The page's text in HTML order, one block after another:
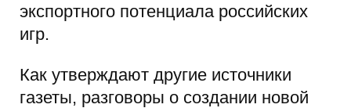
экспортного потенциала российских
игр.
Как утверждают другие источники
газеты, разговоры о создании новой